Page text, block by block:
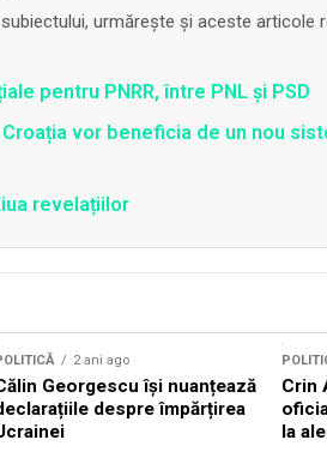
urmărește și aceste articole
pentru PNRR, între PNL și PSD
vor beneficia de un nou
revelațiilor
2 ani ago
Georgescu își nuanțează
despre împărțirea
Crin
la